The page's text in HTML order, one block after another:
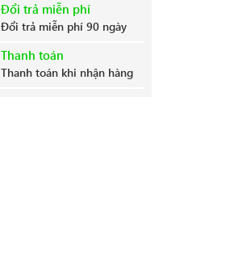
Đổi trả miễn phí
Đổi trả miễn phí 90 ngày
Thanh toán
Thanh toán khi nhận hàng